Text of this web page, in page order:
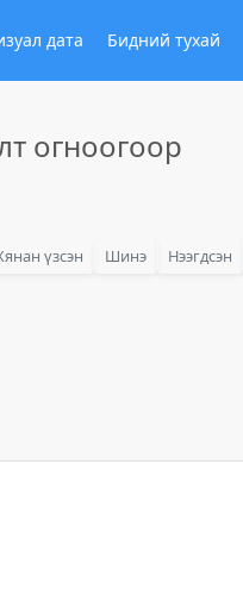
дата Бидний тухай
огноогоор
үзсэн Шинэ Нээгдсэн